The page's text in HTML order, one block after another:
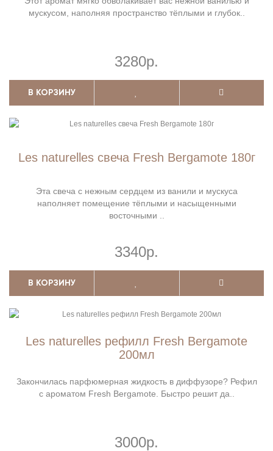
мускусом, наполняя пространство тёплыми и глубок..
3280р.
В КОРЗИНУ
Les naturelles свеча Fresh Bergamote 180г
Эта свеча с нежным сердцем из ванили и мускуса
наполняет помещение тёплыми и насыщенными
восточными ..
3340р.
В КОРЗИНУ
Les naturelles рефилл Fresh Bergamote
200мл
Закончилась парфюмерная жидкость в диффузоре? Рефил
с ароматом Fresh Bergamote. Быстро решит да..
3000р.